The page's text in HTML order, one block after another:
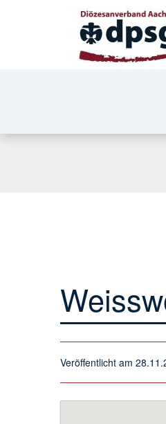
Veröffentlicht am